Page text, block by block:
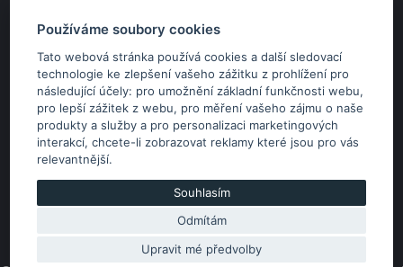
Používáme soubory cookies
Tato webová stránka používá cookies a další sledovací
technologie ke zlepšení vašeho zážitku z prohlížení pro
následující účely: pro umožnění základní funkčnosti webu,
pro lepší zážitek z webu, pro měření vašeho zájmu o naše
produkty a služby a pro personalizaci marketingových
interakcí,chcete-li zobrazovat reklamy které jsou pro vás
relevantnější.
Souhlasím
Odmítám
Upravit mé předvolby
JAZYK
Kč €
Copyright © 2026 SubaruSTI.cz. Všechna práva vyhrazena.